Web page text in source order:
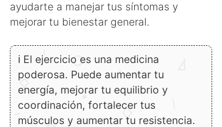
ayudarte a manejar tus síntomas y
mejorar tu bienestar general.
ℹ El ejercicio es una medicina
poderosa. Puede aumentar tu
energía, mejorar tu equilibrio y
coordinación, fortalecer tus
músculos y aumentar tu resistencia.